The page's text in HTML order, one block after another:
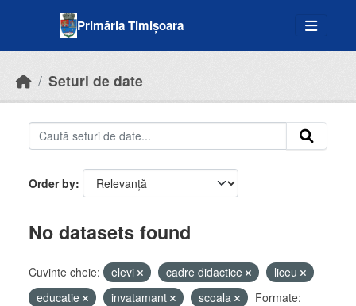
Primăria Timișoara
Seturi de date
Order by
No datasets found
Cuvinte cheie: elevi cadre didactice
liceu
educatie
invatamant scoala
Formate: